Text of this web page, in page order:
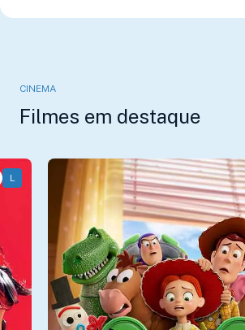
CINEMA
Filmes em destaque
L Animação, Aventura, Comédia • • 1h40